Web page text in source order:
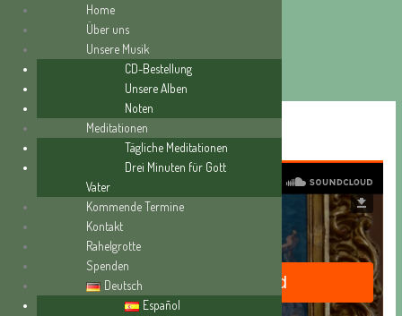
Die Feindesliebe
Home
Über uns
Unsere Musik
CD-Bestellung
Unsere Alben
Noten
Meditationen
Tägliche Meditationen
Drei Minuten für Gott
Vater
Kommende Termine
Kontakt
Rahelgrotte
Spenden
Deutsch
Español